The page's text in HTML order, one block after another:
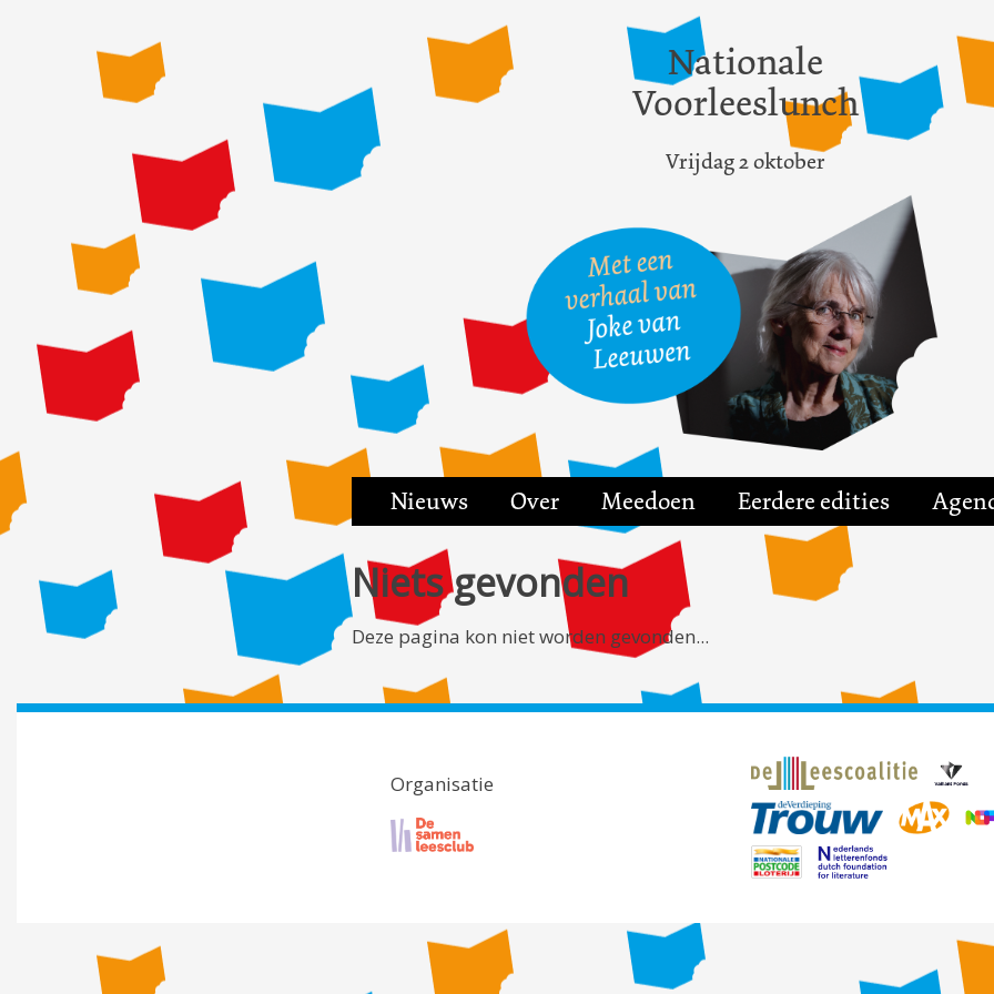
Nationale
Voorleeslunch
Vrijdag 2 oktober
Nieuws Over Meedoen Eerdere edities
Niets gevonden
Deze pagina kon niet worden gevonden...
Organisatie